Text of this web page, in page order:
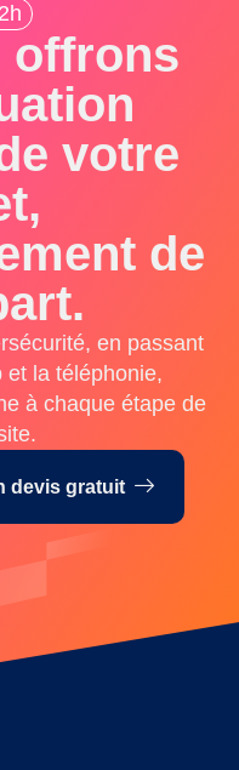
offrons
votre
de
en passant
et la téléphonie,
à chaque étape de
devis gratuit